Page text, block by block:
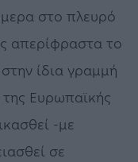
στο πλευρό
απερίφραστα το
ίδια γραμμή
Ευρωπαϊκής
-με
σε